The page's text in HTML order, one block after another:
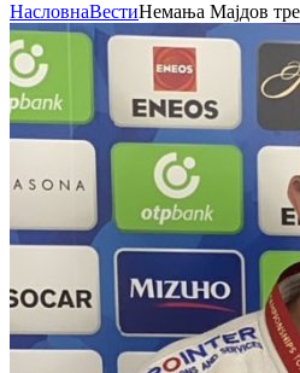
НасловнаВестиНемања Мајдов